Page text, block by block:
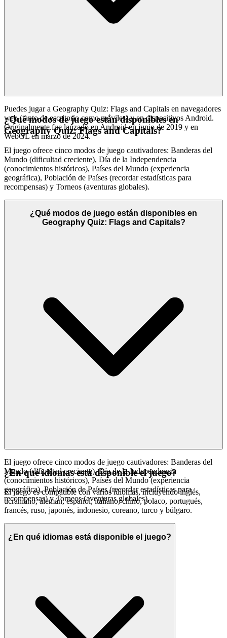
entretenimiento y rendimiento. Nuestra interfaz es limpia, rápida y
discreta, diseñada para mejorar tu enfoque en el juego en sí, no para
Puedes jugar a Geography Quiz: Flags and Capitals en navegadores
web (tanto de escritorio como móviles) y en dispositivos Android.
Originalmente fue lanzado en Android en junio de 2019 y en
WebGL en marzo de 2024.
¿Qué modos de juego están disponibles en
Geography Quiz: Flags and Capitals?
El juego ofrece cinco modos de juego cautivadores: Banderas del
Mundo (dificultad creciente), Día de la Independencia
(conocimientos históricos), Países del Mundo (experiencia
geográfica), Población de Países (recordar estadísticas para
recompensas) y Torneos (aventuras globales).
¿Qué modos de juego están disponibles en
Geography Quiz: Flags and Capitals?
El juego ofrece cinco modos de juego cautivadores: Banderas del
Mundo (dificultad creciente), Día de la Independencia
(conocimientos históricos), Países del Mundo (experiencia
geográfica), Población de Países (recordar estadísticas para
recompensas) y Torneos (aventuras globales).
¿En qué idiomas está disponible el juego?
El juego es compatible con varios idiomas, incluyendo inglés,
ucraniano, alemán, español, italiano, chino, polaco, portugués,
francés, ruso, japonés, indonesio, coreano, turco y búlgaro.
¿En qué idiomas está disponible el juego?